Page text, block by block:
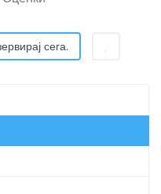
сега.